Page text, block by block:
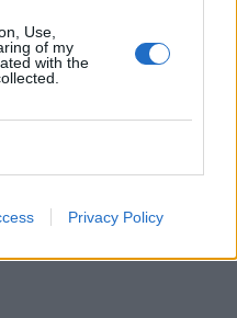
Use,
of my
with the
Privacy Policy
ένα και μόνο πράγμα
ο νους ξέρει,